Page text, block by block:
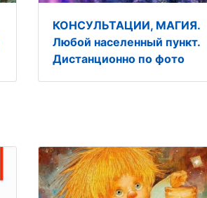
КОНСУЛЬТАЦИИ, МАГИЯ.
Любой населенный пункт.
Дистанционно по фото